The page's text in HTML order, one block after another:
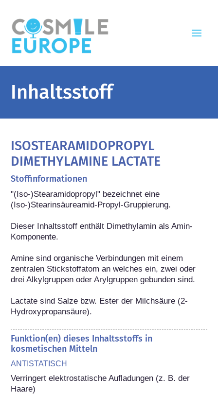
Inhaltsstoff
ISOSTEARAMIDOPROPYL
DIMETHYLAMINE LACTATE
Stoffinformationen
"(Iso-)Stearamidopropyl" bezeichnet eine
(Iso-)Stearinsäureamid-Propyl-Gruppierung.
Dieser Inhaltsstoff enthält Dimethylamin als Amin-
Komponente.
Amine sind organische Verbindungen mit einem
zentralen Stickstoffatom an welches ein, zwei oder
drei Alkylgruppen oder Arylgruppen gebunden sind.
Lactate sind Salze bzw. Ester der Milchsäure (2-
Hydroxypropansäure).
Funktion(en) dieses Inhaltsstoffs in
kosmetischen Mitteln
ANTISTATISCH
Verringert elektrostatische Aufladungen (z. B. der
Haare)